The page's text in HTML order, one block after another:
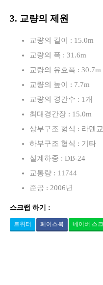
3. 교량의 제원
교량의 길이 : 15.0m
교량의 폭 : 31.6m
교량의 유효폭 : 30.7m
교량의 높이 : 7.7m
교량의 경간수 : 1개
최대경간장 : 15.0m
상부구조 형식 : 라멘교
하부구조 형식 : 기타
설계하중 : DB-24
교통량 : 11744
준공 : 2006년
스크랩 하기 :
트위터 페이스북 네이버 스